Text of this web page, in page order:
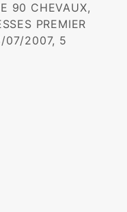
90 CHEVAUX,
PREMIER
07/2007, 5